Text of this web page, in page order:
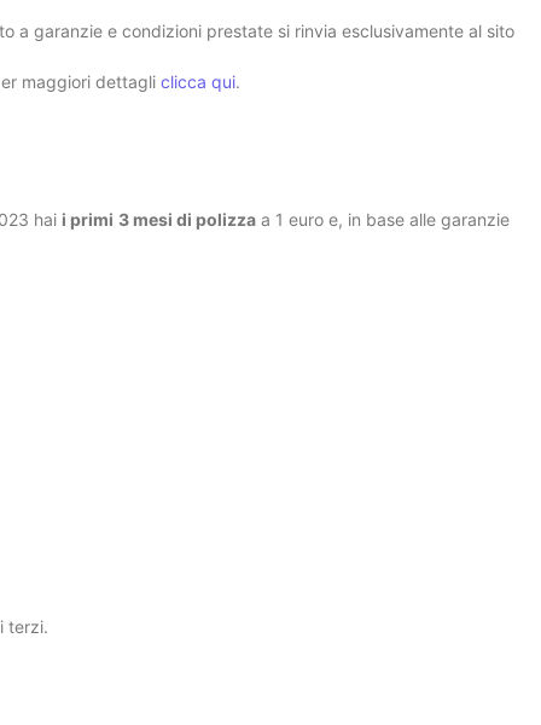
a garanzie e condizioni prestate si rinvia esclusivamente al sito
maggiori dettagli clicca qui.
hai i primi 3 mesi di polizza a 1 euro e, in base alle garanzie
terzi.